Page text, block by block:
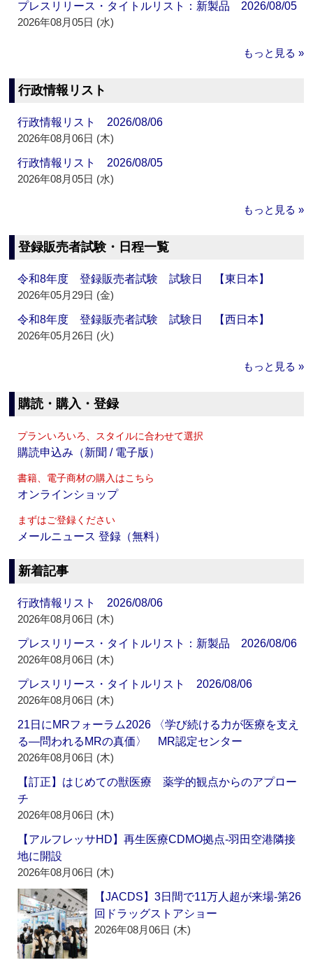
プレスリリース・タイトルリスト：新製品 2026/08/05
2026年08月05日 (水)
もっと見る »
行政情報リスト
行政情報リスト 2026/08/06
2026年08月06日 (木)
行政情報リスト 2026/08/05
2026年08月05日 (水)
もっと見る »
登録販売者試験・日程一覧
令和8年度 登録販売者試験 試験日 【東日本】
2026年05月29日 (金)
令和8年度 登録販売者試験 試験日 【西日本】
2026年05月26日 (火)
もっと見る »
購読・購入・登録
プランいろいろ、スタイルに合わせて選択
購読申込み（新聞 / 電子版）
書籍、電子商材の購入はこちら
オンラインショップ
まずはご登録ください
メールニュース 登録（無料）
新着記事
行政情報リスト 2026/08/06
2026年08月06日 (木)
プレスリリース・タイトルリスト：新製品 2026/08/06
2026年08月06日 (木)
プレスリリース・タイトルリスト 2026/08/06
2026年08月06日 (木)
21日にMRフォーラム2026 〈学び続ける力が医療を支え
る―問われるMRの真価〉 MR認定センター
2026年08月06日 (木)
【訂正】はじめての獣医療 薬学的観点からのアプロー
チ
2026年08月06日 (木)
【アルフレッサHD】再生医療CDMO拠点‐羽田空港隣接
地に開設
2026年08月06日 (木)
【JACDS】3日間で11万人超が来場‐第26
回ドラッグストアショー
2026年08月06日 (木)